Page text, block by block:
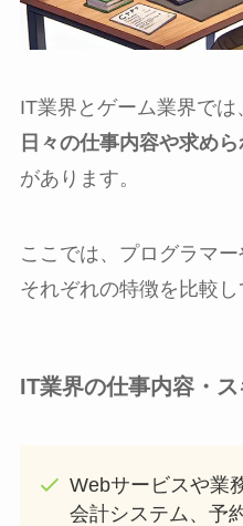
IT業界とゲーム業界で
日々の仕事内容や求め
があります。
ここでは、プログラマー
それぞれの特徴を比較し
IT業界の仕事内容・ス
Webサービスや業
会計システム、予